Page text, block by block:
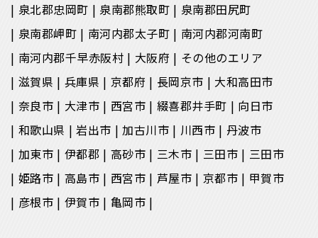
泉北郡忠岡町
泉南郡熊取町
泉南郡田尻町
泉南郡岬町
南河内郡太子町
南河内郡河南町
南河内郡千早赤阪村
大阪府
その他のエリア
滋賀県
兵庫県 京都府 長岡京市
大和高田市
奈良市
大津市 西宮市 綴喜郡井手町
向日市
和歌山県
岩出市 加古川市 川西市
丹波市
加東市
伊都郡 高砂市 三木市 三田市
三田市
姫路市
高島市 西宮市 芦屋市 京都市
甲賀市
彦根市
伊賀市 亀岡市